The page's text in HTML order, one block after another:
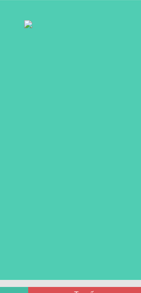
Khám Đa Khoa Hưng Thịnh 2010 - 2025